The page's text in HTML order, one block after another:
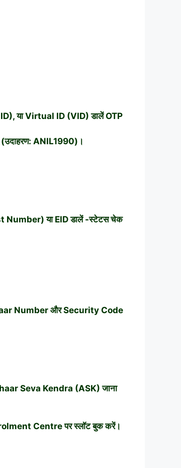
या Virtual ID (VID) डालें OTP
(उदाहरण: ANIL1990)।
Number) या EID डालें -स्टेटस चेक
Number और Security Code
Seva Kendra (ASK) जाना
Centre पर स्लॉट बुक करें।